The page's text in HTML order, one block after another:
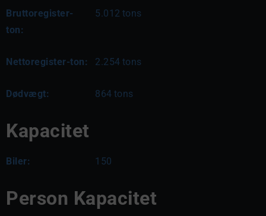
Bruttoregister-
ton:
5.012 tons
Nettoregister-ton: 2.254 tons
Dødvægt: 864 tons
Kapacitet
Biler: 150
Person Kapacitet